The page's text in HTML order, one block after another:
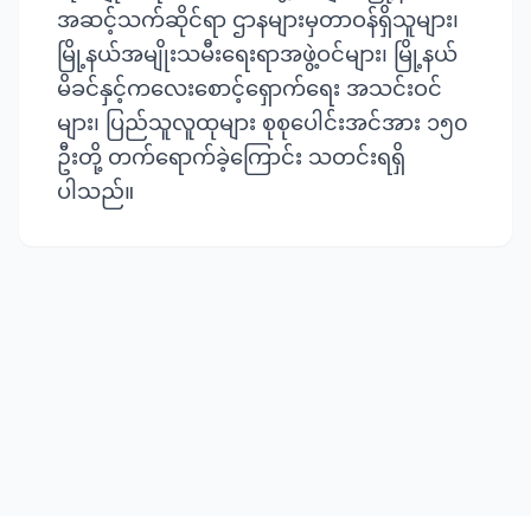
အဆင့်သက်ဆိုင်ရာ ဌာနများမှတာဝန်ရှိသူများ၊
မြို့နယ်အမျိုးသမီးရေးရာအဖွဲ့ဝင်များ၊ မြို့နယ်
မိခင်နှင့်ကလေးစောင့်ရှောက်ရေး အသင်းဝင်
များ၊ ပြည်သူလူထုများ စုစုပေါင်းအင်အား ၁၅၀
ဦးတို့ တက်ရောက်ခဲ့ကြောင်း သတင်းရရှိ